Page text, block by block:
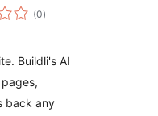
(0avaliações
totais
)
Buildli's AI
back any